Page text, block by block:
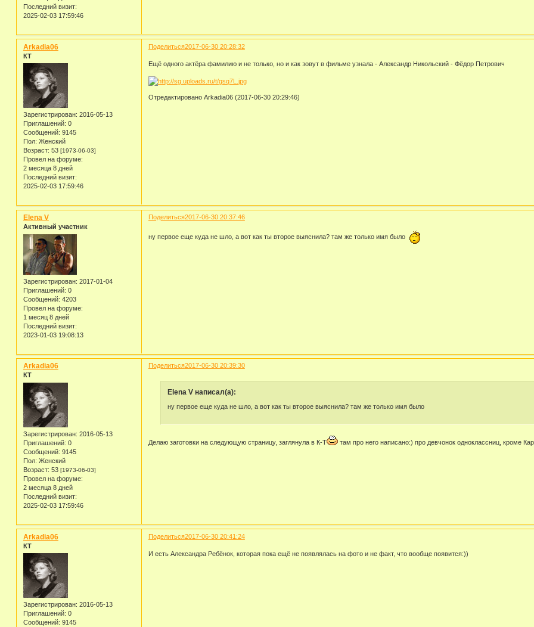
Последний визит:
2025-02-03 17:59:46
Поделиться2017-06-30 20:28:32
Arkadia06
КТ
Зарегистрирован: 2016-05-13
Приглашений: 0
Сообщений: 9145
Пол: Женский
Возраст: 53 [1973-06-03]
Провел на форуме:
2 месяца 8 дней
Последний визит:
2025-02-03 17:59:46
Ещё одного актёра фамилию и не только, но и как зовут в фильме узнала - Александр Никольский - Фёдор Петрович
Отредактировано Arkadia06 (2017-06-30 20:29:46)
Поделиться2017-06-30 20:37:46
Elena V
Активный участник
Зарегистрирован: 2017-01-04
Приглашений: 0
Сообщений: 4203
Провел на форуме:
1 месяц 8 дней
Последний визит:
2023-01-03 19:08:13
ну первое еще куда не шло, а вот как ты второе выяснила? там же только имя было
Поделиться2017-06-30 20:39:30
Arkadia06
КТ
Зарегистрирован: 2016-05-13
Приглашений: 0
Сообщений: 9145
Пол: Женский
Возраст: 53 [1973-06-03]
Провел на форуме:
2 месяца 8 дней
Последний визит:
2025-02-03 17:59:46
Elena V написал(а):
ну первое еще куда не шло, а вот как ты второе выяснила? там же только имя было
Делаю заготовки на следующую страницу, заглянула в К-Т там про него написано:) про девчонок одноклассниц, кроме
Поделиться2017-06-30 20:41:24
Arkadia06
КТ
Зарегистрирован: 2016-05-13
Приглашений: 0
Сообщений: 9145
И есть Александра Ребёнок, которая пока ещё не появлялась на фото и не факт, что вообще появится:))